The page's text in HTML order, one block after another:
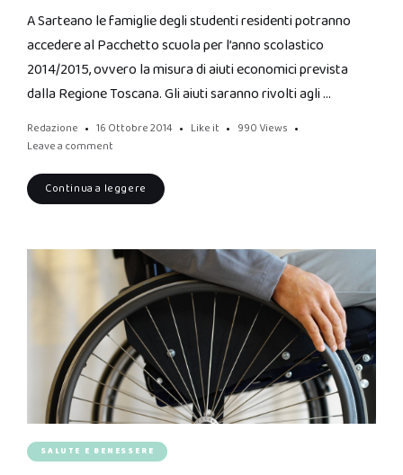
A Sarteano le famiglie degli studenti residenti potranno
accedere al Pacchetto scuola per l’anno scolastico
2014/2015, ovvero la misura di aiuti economici prevista
dalla Regione Toscana. Gli aiuti saranno rivolti agli …
Redazione 16 Ottobre 2014 Like it 990 Views
Leave a comment
Continua a leggere
SALUTE E BENESSERE